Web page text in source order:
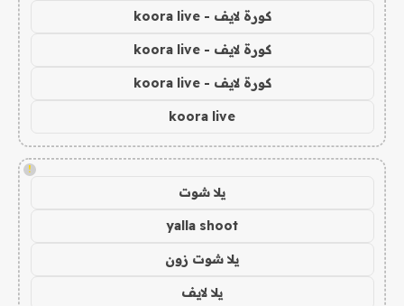
كورة لايف - koora live
كورة لايف - koora live
كورة لايف - koora live
koora live
!
يلا شوت
yalla shoot
يلا شوت زون
يلا لايف